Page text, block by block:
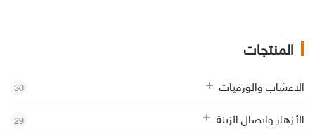
المنتجات
الاعشاب والورقيات 30
الأزهار وابصال الزينة 29